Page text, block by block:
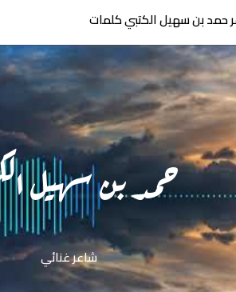
حمد بن سهيل الكتبي كلمات
حمد بن سهيل
شاعر غنائي